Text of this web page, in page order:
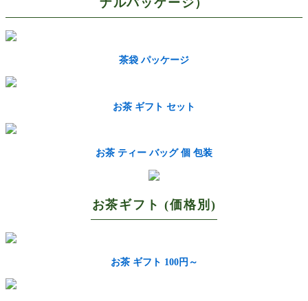
ナルパッケージ）
茶袋 パッケージ
お茶 ギフト セット
お茶 ティー バッグ 個 包装
お茶ギフト (価格別)
お茶 ギフト 100円～